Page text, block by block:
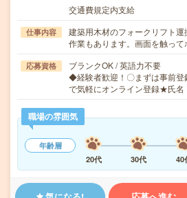
交通費規定内支給
仕事内容
建築用木材のフォークリフト
作業もあります。画面を触っ
応募資格
ブランクOK / 英語力不要
◆経験者歓迎！〇まずは事前登
で気軽にオンライン登録★氏
職場の雰囲気
年齢層
20代
30代 40